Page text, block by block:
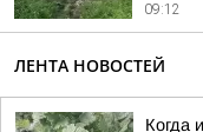
09:12
ЛЕНТА НОВОСТЕЙ
Когда